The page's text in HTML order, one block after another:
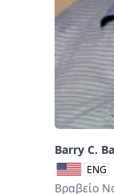
Barry C.
ENG
Βραβείο